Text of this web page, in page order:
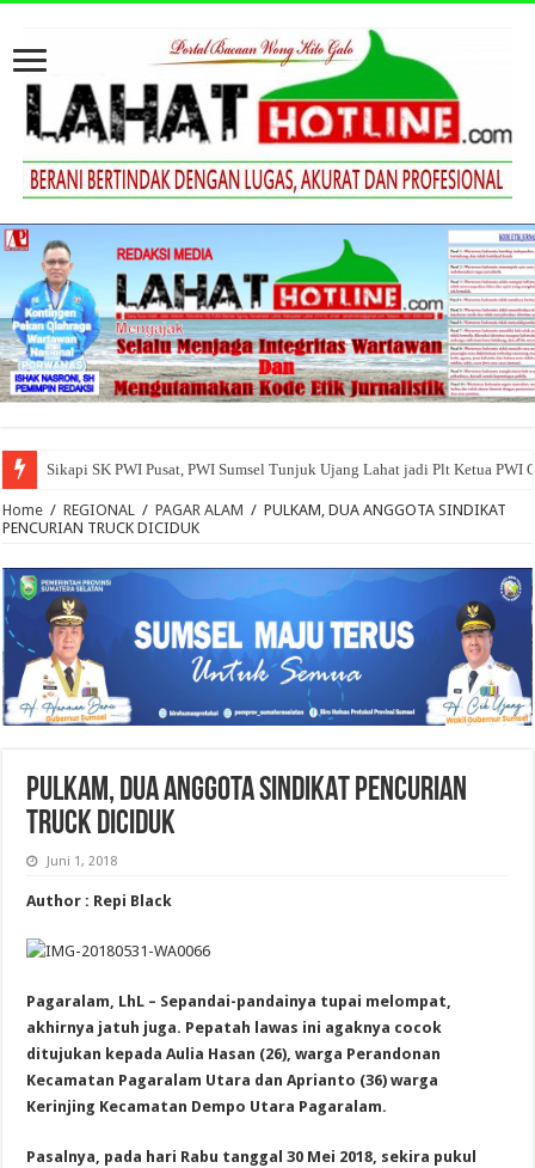
Sikapi SK PWI Pusat, PWI Sumsel Tunjuk Ujang Lahat jadi Plt Ketua PWI
Home / REGIONAL / PAGAR ALAM / PULKAM, DUA ANGGOTA SINDIKAT
PENCURIAN TRUCK DICIDUK
PULKAM, DUA ANGGOTA SINDIKAT PENCURIAN
TRUCK DICIDUK
Juni 1, 2018
Author : Repi Black
Pagaralam, LhL – Sepandai-pandainya tupai melompat,
akhirnya jatuh juga. Pepatah lawas ini agaknya cocok
ditujukan kepada Aulia Hasan (26), warga Perandonan
Kecamatan Pagaralam Utara dan Aprianto (36) warga
Kerinjing Kecamatan Dempo Utara Pagaralam.
Pasalnya, pada hari Rabu tanggal 30 Mei 2018, sekira pukul